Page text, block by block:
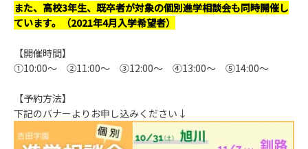
また、高校3年生、既卒者が対象の個別進学相談会も同時開催し
ています。（2021年4月入学希望者）
【開催時間】
①10:00～ ②11:00～ ③12:00～ ④13:00～ ⑤14:00～
【予約方法】
下記のバナーよりお申し込みください↓